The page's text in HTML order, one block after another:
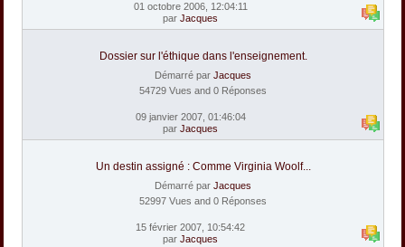
01 octobre 2006, 12:04:11
par Jacques
Dossier sur l'éthique dans l'enseignement.
Démarré par Jacques
54729 Vues and 0 Réponses
09 janvier 2007, 01:46:04
par Jacques
Un destin assigné : Comme Virginia Woolf...
Démarré par Jacques
52997 Vues and 0 Réponses
15 février 2007, 10:54:42
par Jacques